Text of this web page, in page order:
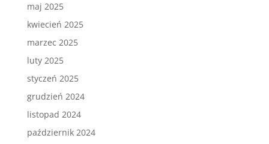
maj 2025
kwiecień 2025
marzec 2025
luty 2025
styczeń 2025
grudzień 2024
listopad 2024
październik 2024